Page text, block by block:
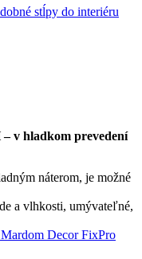
stĺpy do interiéru
– v hladkom prevedení
náterom, je možné
a vlhkosti, umývateľné,
Decor FixPro